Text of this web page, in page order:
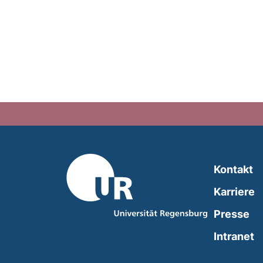
Kontakt
Karriere
Presse
Intranet